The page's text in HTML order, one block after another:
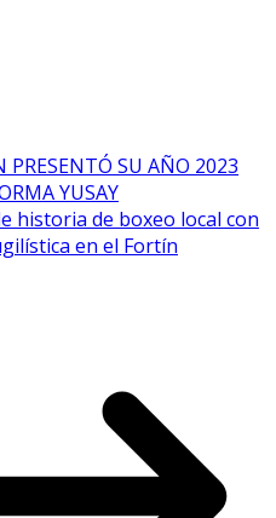
PRESENTÓ SU AÑO 2023
YUSAY
historia de boxeo local con
en el Fortín